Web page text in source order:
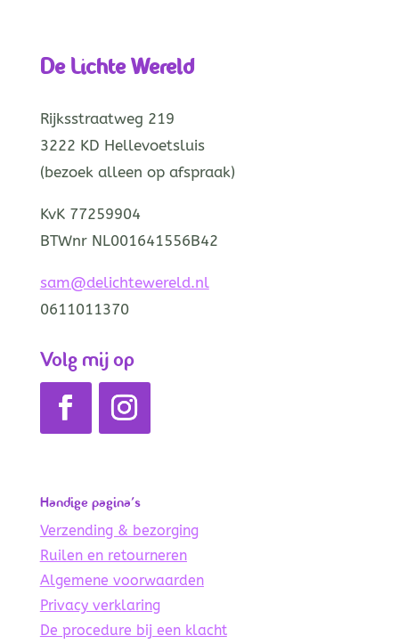
De Lichte Wereld
Rijksstraatweg 219
3222 KD Hellevoetsluis
(bezoek alleen op afspraak)
KvK 77259904
BTWnr NL001641556B42
sam@delichtewereld.nl
0611011370
Volg mij op
Handige pagina’s
Verzending & bezorging
Ruilen en retourneren
Algemene voorwaarden
Privacy verklaring
De procedure bij een klacht